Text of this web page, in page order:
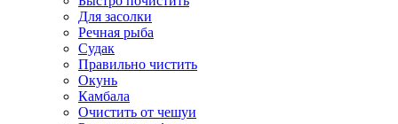
Для засолки
Речная рыба
Судак
Правильно чистить
Окунь
Камбала
Очистить от чешуи